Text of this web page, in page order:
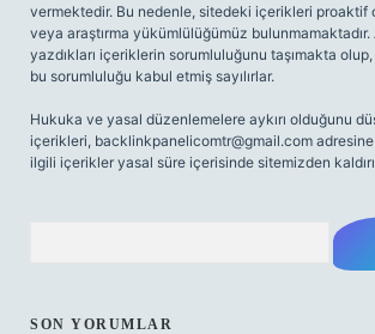
vermektedir. Bu nedenle, sitedeki içerikleri proaktif
veya araştırma yükümlülüğümüz
yazdıkları içeriklerin sorumluluğunu taşımakta
bu sorumluluğu kabul etmiş sayılırlar.
Hukuka ve yasal düzenlemelere aykırı olduğunu
içerikleri, backlinkpanelicomtr@gmail.com
ilgili içerikler yasal süre içerisinde sitemizden
SON YORUMLAR